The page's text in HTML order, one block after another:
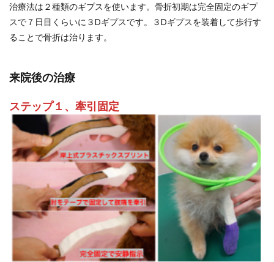
治療法は２種類のギプスを使います。骨折初期は完全固定のギプ
スで７日目くらいに３Dギプスです。３Dギプスを装着して歩行す
ることで骨折は治ります。
来院後の治療
ステップ１、牽引固定